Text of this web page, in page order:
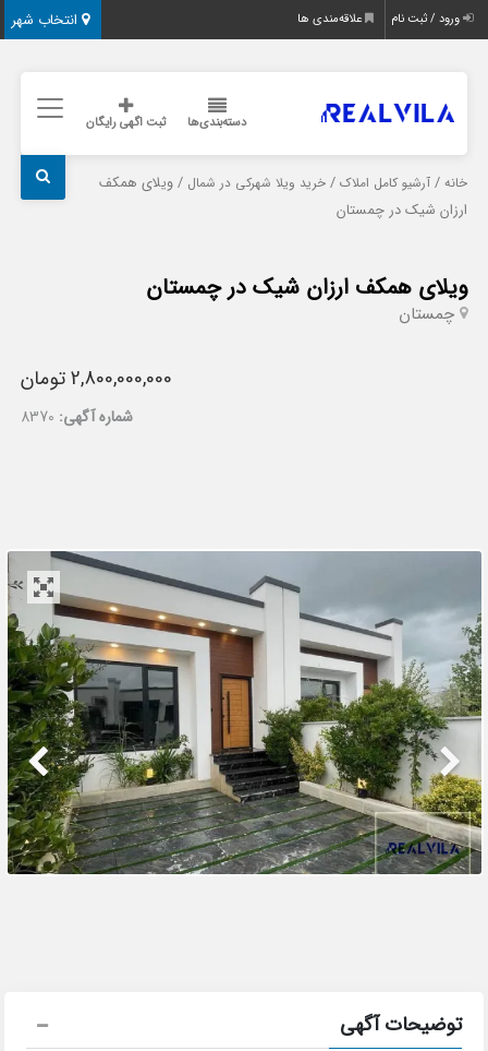
انتخاب شهر ورود / ثبت نام علاقه‌مندی ها
دسته‌بندی‌ها ثبت اگهی رایگان
خانه /آرشیو کامل املاک /خرید ویلا شهرکی در شمال / ویلای همکف
ارزان شیک در چمستان
ویلای همکف ارزان شیک در چمستان
چمستان
2,800,000,000 تومان
شماره آگهی: 8370
توضیحات آگهی